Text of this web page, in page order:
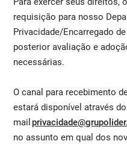
requisição para nosso
Privacidade/Encarregado
posterior avaliação e
necessárias.
O canal para recebimento
estará disponível através
mail
no assunto em qual dos